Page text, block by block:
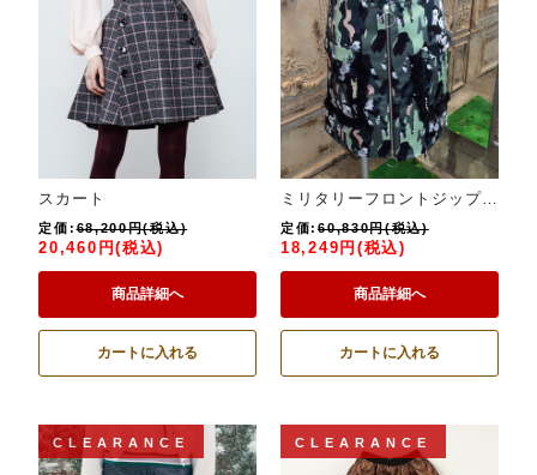
スカート
定価:68,200円(税込)
20,460円(税込)
商品詳細へ
カートに入れる
定価:60,830円(税込)
18,249円(税込)
商品詳細へ
カートに入れる
CLEARANCE CLEARANCE